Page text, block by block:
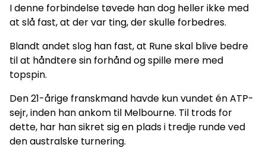
I denne forbindelse tøvede han dog heller ikke med
at slå fast, at der var ting, der skulle forbedres.
Blandt andet slog han fast, at Rune skal blive bedre
til at håndtere sin forhånd og spille mere med
topspin.
Den 21-årige franskmand havde kun vundet én ATP-
sejr, inden han ankom til Melbourne. Til trods for
dette, har han sikret sig en plads i tredje runde ved
den australske turnering.